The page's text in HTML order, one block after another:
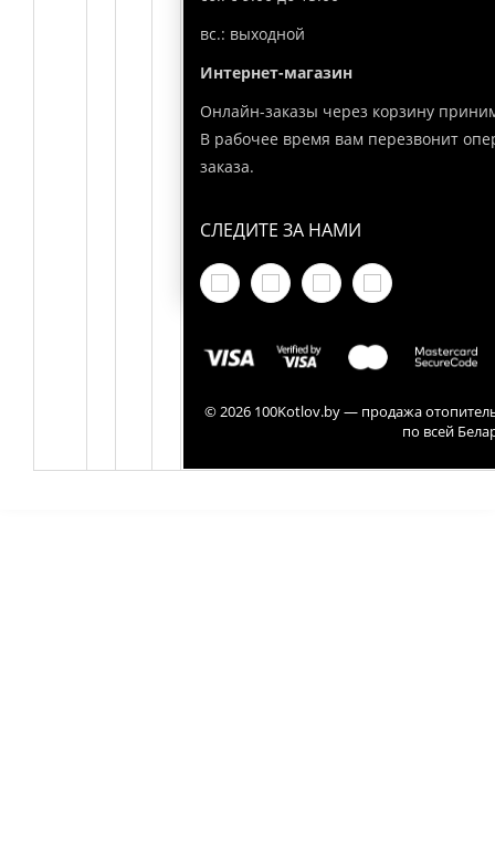
вс.: выходной
Интернет-магазин
Онлайн-заказы через корзину
В рабочее время вам перезвонит
заказа.
СЛЕДИТЕ ЗА НАМИ
© 2026 100Kotlov.by — продажа
по всей